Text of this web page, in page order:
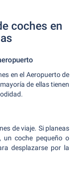
coches en
en el Aeropuerto de
de ellas tienen
de viaje. Si planeas
un coche pequeño o
desplazarse por la